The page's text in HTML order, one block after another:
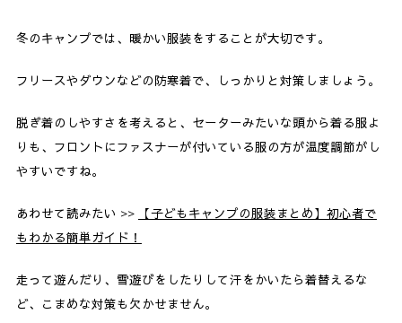
冬のキャンプでは、暖かい服装をすることが大切です。
フリースやダウンなどの防寒着で、しっかりと対策しましょう。
脱ぎ着のしやすさを考えると、セーターみたいな頭から着る服よ
りも、フロントにファスナーが付いている服の方が温度調節がし
やすいですね。
あわせて読みたい >>
【子どもキャンプの服装まとめ】初心者で
もわかる簡単ガイド！
走って遊んだり、雪遊びをしたりして汗をかいたら着替えるな
ど、こまめな対策も欠かせません。